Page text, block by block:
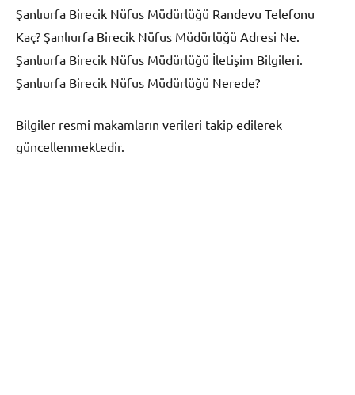
Şanlıurfa Birecik Nüfus Müdürlüğü Randevu Telefonu
Kaç? Şanlıurfa Birecik Nüfus Müdürlüğü Adresi Ne.
Şanlıurfa Birecik Nüfus Müdürlüğü İletişim Bilgileri.
Şanlıurfa Birecik Nüfus Müdürlüğü Nerede?
Bilgiler resmi makamların verileri takip edilerek
güncellenmektedir.